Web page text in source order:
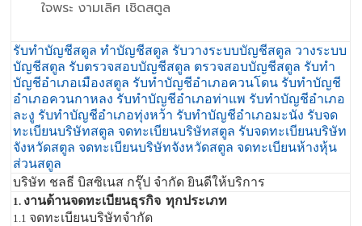
ใจพระ งามเลิศ เชิดสตูล
รับทำบัญชีสตูล ทำบัญชีสตูล รับวางระบบบัญชีสตูล วางระบบ
บัญชีสตูล รับตรวจสอบบัญชีสตูล ตรวจสอบบัญชีสตูล รับทำ
บัญชีอำเภอเมืองสตูล รับทำบัญชีอำเภอควนโดน รับทำบัญชี
อำเภอควนกาหลง รับทำบัญชีอำเภอท่าแพ รับทำบัญชีอำเภอ
ละงู รับทำบัญชีอำเภอทุ่งหว้า รับทำบัญชีอำเภอมะนัง รับจด
ทะเบียนบริษัทสตูล จดทะเบียนบริษัทสตูล รับจดทะเบียนบริษัท
จังหวัดสตูล จดทะเบียนบริษัทจังหวัดสตูล จดทะเบียนห้างหุ้น
ส่วนสตูล
บริษัท ชลธี บิสซิเนส กรุ๊ป จำกัด ยินดีให้บริการ
1. งานด้านจดทะเบียนธุรกิจ ทุกประเภท
1.1 จดทะเบียนบริษัทจำกัด